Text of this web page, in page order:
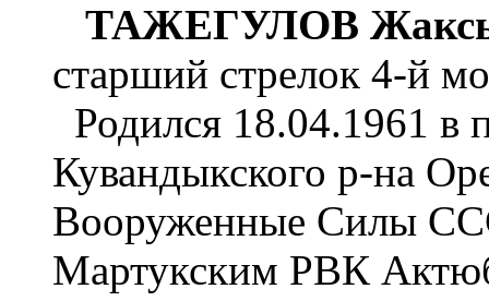
ТАЖЕГУЛОВ
старший стрелок 4-й
Родился 18.04.1961 в
Кувандыкского р-на
Вооруженные Силы
Мартукским РВК